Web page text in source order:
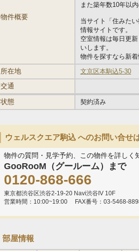
物件概要
また築年数10年以
当サイト「住みた
情報サイトです。
空室情報は毎日更
いします。
物件を探すなら新
所在地 文京区本駒込5-30
交通
状態
契約済み
ウェルスクエア駒込 へのお問い合せ
物件の質問・見学予約、この物件を詳しく
GooRooM（グールーム）まで
0120-868-666
東京都渋谷区渋谷2-19-20 Navi渋谷IV 10F
営業時間：10:00~19:00
FAX番号：03-5468-
部屋情報